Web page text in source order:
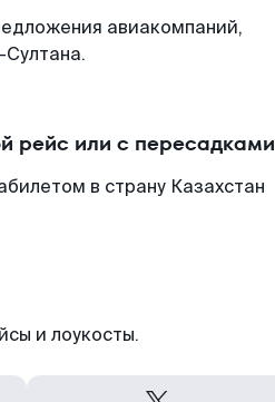
авиакомпаний,
рейс или с пересадками
в страну Казахстан
и лоукосты.